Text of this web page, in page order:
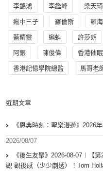
李錦鴻 李鑑峰 梁天琦
瘋中三子 羅倫斯 羅
藍精靈 蝌蚪 許莎朗
阿銀 陳俊偉 香港催
香港記憶學院總監 馬哥老
近期文章
《恩典時刻：聖樂漫遊》2026
2026/08/07
《後生友聚》2026-08-07︱【
觀 觀後感（少少劇透）！Tom